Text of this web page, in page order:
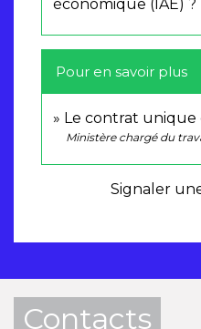
économique (IAE) ?
Pour en savoir plus
Le contrat unique
Ministère chargé du
Signaler
Contacts